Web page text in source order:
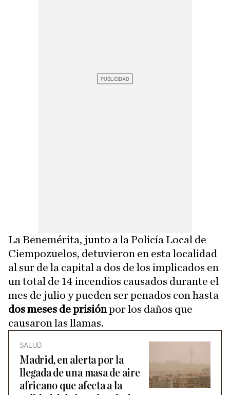
La Benemérita, junto a la Policía Local de
Ciempozuelos, detuvieron en esta localidad
al sur de la capital a dos de los implicados en
un total de 14 incendios causados durante el
mes de julio y pueden ser penados con hasta
dos meses de prisiónpor los daños que
causaron las llamas.
SALUD
Madrid, en alerta por la
llegada de una masa de aire
africano que afecta a la